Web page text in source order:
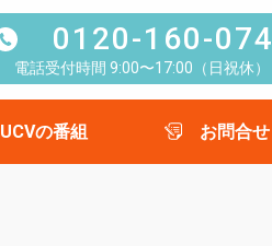
0120-160-074
電話受付時間 9:00〜17:00（日祝休）
UCVの番組 お問合せ